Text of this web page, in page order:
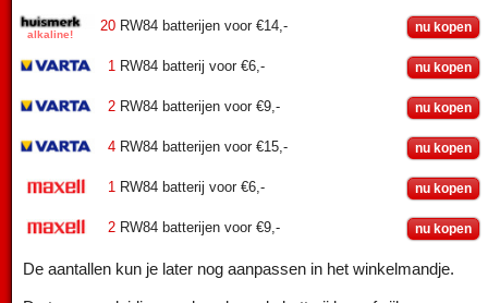
20 RW84 batterijen voor €14,- nu kopen
1 RW84 batterij voor €6,- nu kopen
2 RW84 batterijen voor €9,- nu kopen
4 RW84 batterijen voor €15,- nu kopen
1 RW84 batterij voor €6,- nu kopen
2 RW84 batterijen voor €9,- nu kopen
De aantallen kun je later nog aanpassen in het winkelmandje.